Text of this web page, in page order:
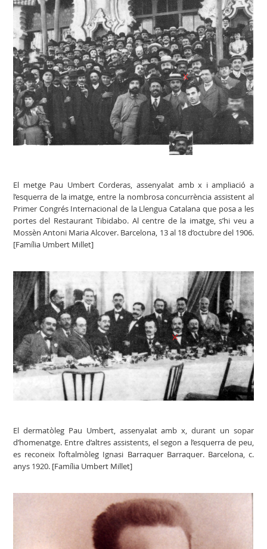
El metge Pau Umbert Corderas, assenyalat amb x i ampliació a
l’esquerra de la imatge, entre la nombrosa concurrència assistent al
Primer Congrés Internacional de la Llengua Catalana que posa a les
portes del Restaurant Tibidabo. Al centre de la imatge, s’hi veu a
Mossèn Antoni Maria Alcover. Barcelona, 13 al 18 d’octubre del 1906.
[Família Umbert Millet]
El dermatòleg Pau Umbert, assenyalat amb x, durant un sopar
d’homenatge. Entre d’altres assistents, el segon a l’esquerra de peu,
es reconeix l’oftalmòleg Ignasi Barraquer Barraquer. Barcelona, c.
anys 1920. [Família Umbert Millet]